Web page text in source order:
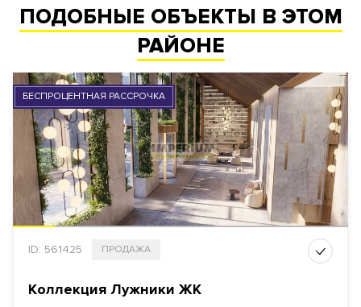
ПОДОБНЫЕ ОБЪЕКТЫ В ЭТОМ
РАЙОНЕ
БЕСПРОЦЕНТНАЯ РАССРОЧКА
ID: 561425 ПРОДАЖА
Коллекция Лужники ЖК